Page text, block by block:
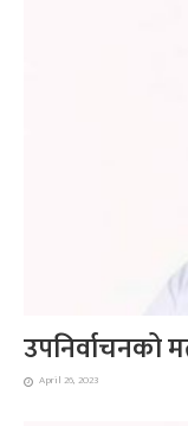
उपनिर्वाचनको
April 26, 2023